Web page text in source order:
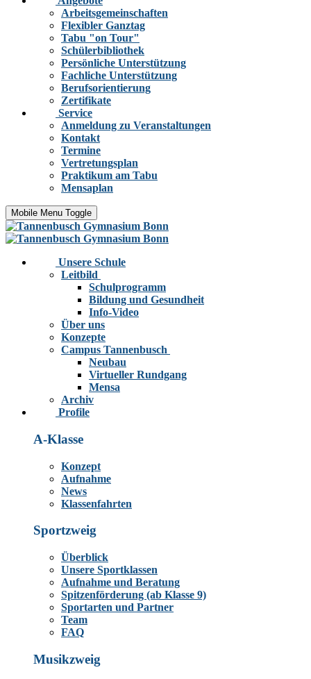
Arbeitsgemeinschaften
Flexibler Ganztag
Tabu "on Tour"
Schülerbibliothek
Persönliche Unterstützung
Fachliche Unterstützung
Berufsorientierung
Zertifikate
Service
Anmeldung zu Veranstaltungen
Kontakt
Termine
Vertretungsplan
Praktikum am Tabu
Mensaplan
Mobile Menu Toggle
Unsere Schule
Leitbild
Schulprogramm
Bildung und Gesundheit
Info-Video
Über uns
Konzepte
Campus Tannenbusch
Neubau
Virtueller Rundgang
Mensa
Archiv
Profile
A-Klasse
Konzept
Aufnahme
News
Klassenfahrten
Sportzweig
Überblick
Unsere Sportklassen
Aufnahme und Beratung
Spitzenförderung (ab Klasse 9)
Sportarten und Partner
Team
FAQ
Musikzweig